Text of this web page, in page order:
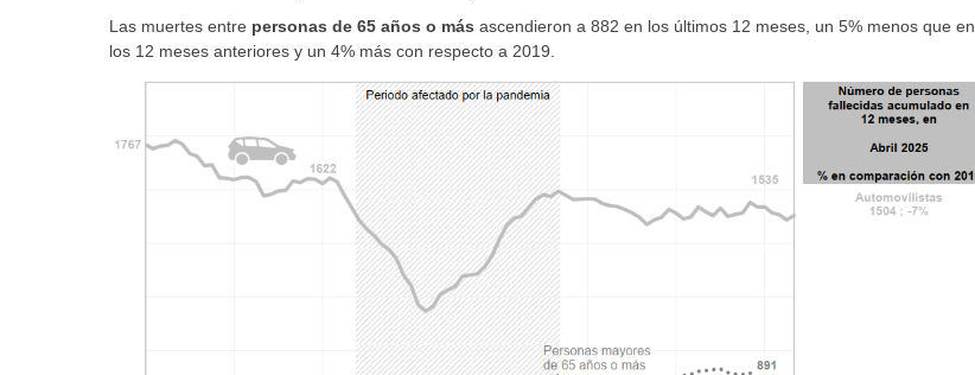
Las muertes entre personas de 65 años o más ascendieron a 882 en los últimos 12 meses, un 5% menos que en
los 12 meses anteriores y un 4% más con respecto a 2019.